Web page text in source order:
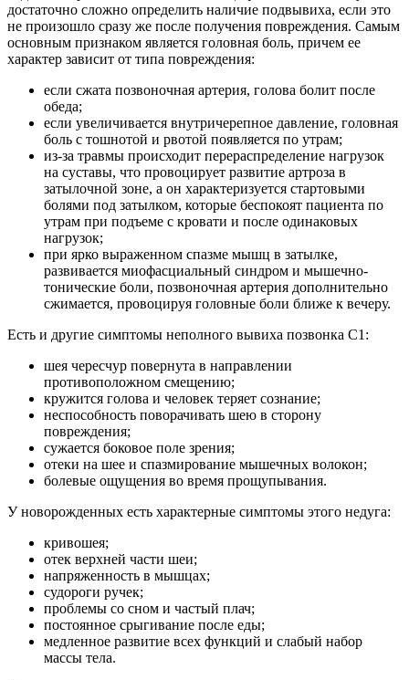
достаточно сложно определить наличие подвывиха, если это
не произошло сразу же после получения повреждения. Самым
основным признаком является головная боль, причем ее
характер зависит от типа повреждения:
если сжата позвоночная артерия, голова болит после
обеда;
если увеличивается внутричерепное давление, головная
боль с тошнотой и рвотой появляется по утрам;
из-за травмы происходит перераспределение нагрузок
на суставы, что провоцирует развитие артроза в
затылочной зоне, а он характеризуется стартовыми
болями под затылком, которые беспокоят пациента по
утрам при подъеме с кровати и после одинаковых
нагрузок;
при ярко выраженном спазме мышц в затылке,
развивается миофасциальный синдром и мышечно-
тонические боли, позвоночная артерия дополнительно
сжимается, провоцируя головные боли ближе к вечеру.
Есть и другие симптомы неполного вывиха позвонка С1:
шея чересчур повернута в направлении
противоположном смещению;
кружится голова и человек теряет сознание;
неспособность поворачивать шею в сторону
повреждения;
сужается боковое поле зрения;
отеки на шее и спазмирование мышечных волокон;
болевые ощущения во время прощупывания.
У новорожденных есть характерные симптомы этого недуга:
кривошея;
отек верхней части шеи;
напряженность в мышцах;
судороги ручек;
проблемы со сном и частый плач;
постоянное срыгивание после еды;
медленное развитие всех функций и слабый набор
массы тела.